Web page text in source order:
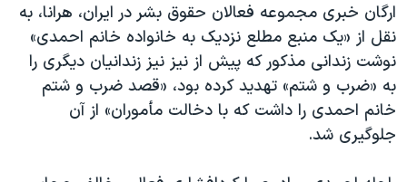
ارگان خبری مجموعه فعالان حقوق بشر در ایران، هرانا، به
نقل از «یک منبع مطلع نزدیک به خانواده خانم احمدی»
نوشت زندانی مذکور که پیش از نیز نیز زندانیان دیگری را
به «ضرب و شتم» تهدید کرده بود، «قصد ضرب و شتم
خانم احمدی را داشت که با دخالت مأموران» از آن
جلوگیری شد.